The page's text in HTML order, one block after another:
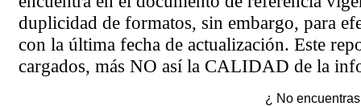
duplicidad de formatos, sin embargo, para
con la última fecha de actualización. Este
cargados, más NO así la CALIDAD de la
¿ No